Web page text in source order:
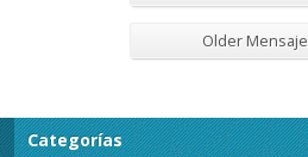
Older Mensaje
Categorías